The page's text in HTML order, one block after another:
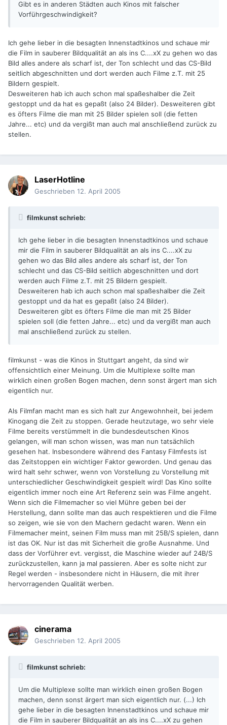
Gibt es in anderen Städten auch Kinos mit falscher
Vorführgeschwindigkeit?
Ich gehe lieber in die besagten Innenstadtkinos und schaue mir
die Film in sauberer Bildqualität an als ins C....xX zu gehen wo das
Bild alles andere als scharf ist, der Ton schlecht und das CS-Bild
seitlich abgeschnitten und dort werden auch Filme z.T. mit 25
Bildern gespielt.
Desweiteren hab ich auch schon mal spaßeshalber die Zeit
gestoppt und da hat es gepaßt (also 24 Bilder). Desweiteren gibt
es öfters Filme die man mit 25 Bilder spielen soll (die fetten
Jahre... etc) und da vergißt man auch mal anschließend zurück zu
stellen.
LaserHotline
Geschrieben 12. April 2005
filmkunst schrieb:
Ich gehe lieber in die besagten Innenstadtkinos und schaue
mir die Film in sauberer Bildqualität an als ins C....xX zu
gehen wo das Bild alles andere als scharf ist, der Ton
schlecht und das CS-Bild seitlich abgeschnitten und dort
werden auch Filme z.T. mit 25 Bildern gespielt.
Desweiteren hab ich auch schon mal spaßeshalber die Zeit
gestoppt und da hat es gepaßt (also 24 Bilder).
Desweiteren gibt es öfters Filme die man mit 25 Bilder
spielen soll (die fetten Jahre... etc) und da vergißt man auch
mal anschließend zurück zu stellen.
filmkunst - was die Kinos in Stuttgart angeht, da sind wir
offensichtlich einer Meinung. Um die Multiplexe sollte man
wirklich einen großen Bogen machen, denn sonst ärgert man sich
eigentlich nur.
Als Filmfan macht man es sich halt zur Angewohnheit, bei jedem
Kinogang die Zeit zu stoppen. Gerade heutzutage, wo sehr viele
Filme bereits verstümmelt in die bundesdeutschen Kinos
gelangen, will man schon wissen, was man nun tatsächlich
gesehen hat. Insbesondere während des Fantasy Filmfests ist
das Zeitstoppen ein wichtiger Faktor geworden. Und genau das
wird halt sehr schwer, wenn von Vorstellung zu Vorstellung mit
unterschiedlicher Geschwindigkeit gespielt wird! Das Kino sollte
eigentlich immer noch eine Art Referenz sein was Filme angeht.
Wenn sich die Filmemacher so viel Mühre geben bei der
Herstellung, dann sollte man das auch respektieren und die Filme
so zeigen, wie sie von den Machern gedacht waren. Wenn ein
Filmemacher meint, seinen Film muss man mit 25B/S spielen, dann
ist das OK. Nur ist das mit Sicherheit die große Ausnahme. Und
dass der Vorführer evt. vergisst, die Maschine wieder auf 24B/S
zurückzustellen, kann ja mal passieren. Aber es solte nicht zur
Regel werden - insbesondere nicht in Häusern, die mit ihrer
hervorragenden Qualität werben.
cinerama
Geschrieben 12. April 2005
filmkunst schrieb:
Um die Multiplexe sollte man wirklich einen großen Bogen
machen, denn sonst ärgert man sich eigentlich nur. (...) Ich
gehe lieber in die besagten Innenstadtkinos und schaue mir
die Film in sauberer Bildqualität an als ins C....xX zu gehen